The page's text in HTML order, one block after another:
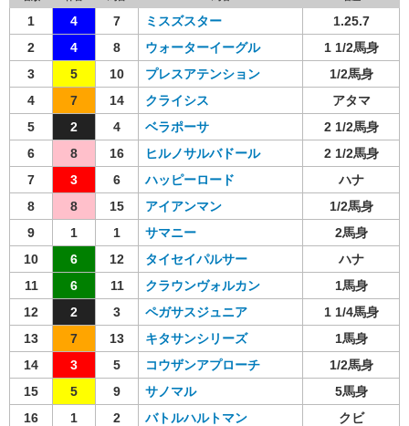
1 4 7 ミスズスター
1.25.7
2
4 8 ウォーターイーグル
1 1/2馬身
3
5 10 プレスアテンション
1/2馬身
4
7 14 クライシス
アタマ
5
2 4 ベラポーサ
2 1/2馬身
6
8 16 ヒルノサルバドール
2 1/2馬身
7
3 6 ハッピーロード
ハナ
8
8 15 アイアンマン
1/2馬身
9
1 1 サマニー
2馬身
10
6 12 タイセイパルサー
ハナ
11
6 11 クラウンヴォルカン
1馬身
12
2 3 ペガサスジュニア
1 1/4馬身
13
7 13 キタサンシリーズ
1馬身
14
3 5 コウザンアプローチ
1/2馬身
15
5 9 サノマル
5馬身
16
1 2 バトルハルトマン クビ